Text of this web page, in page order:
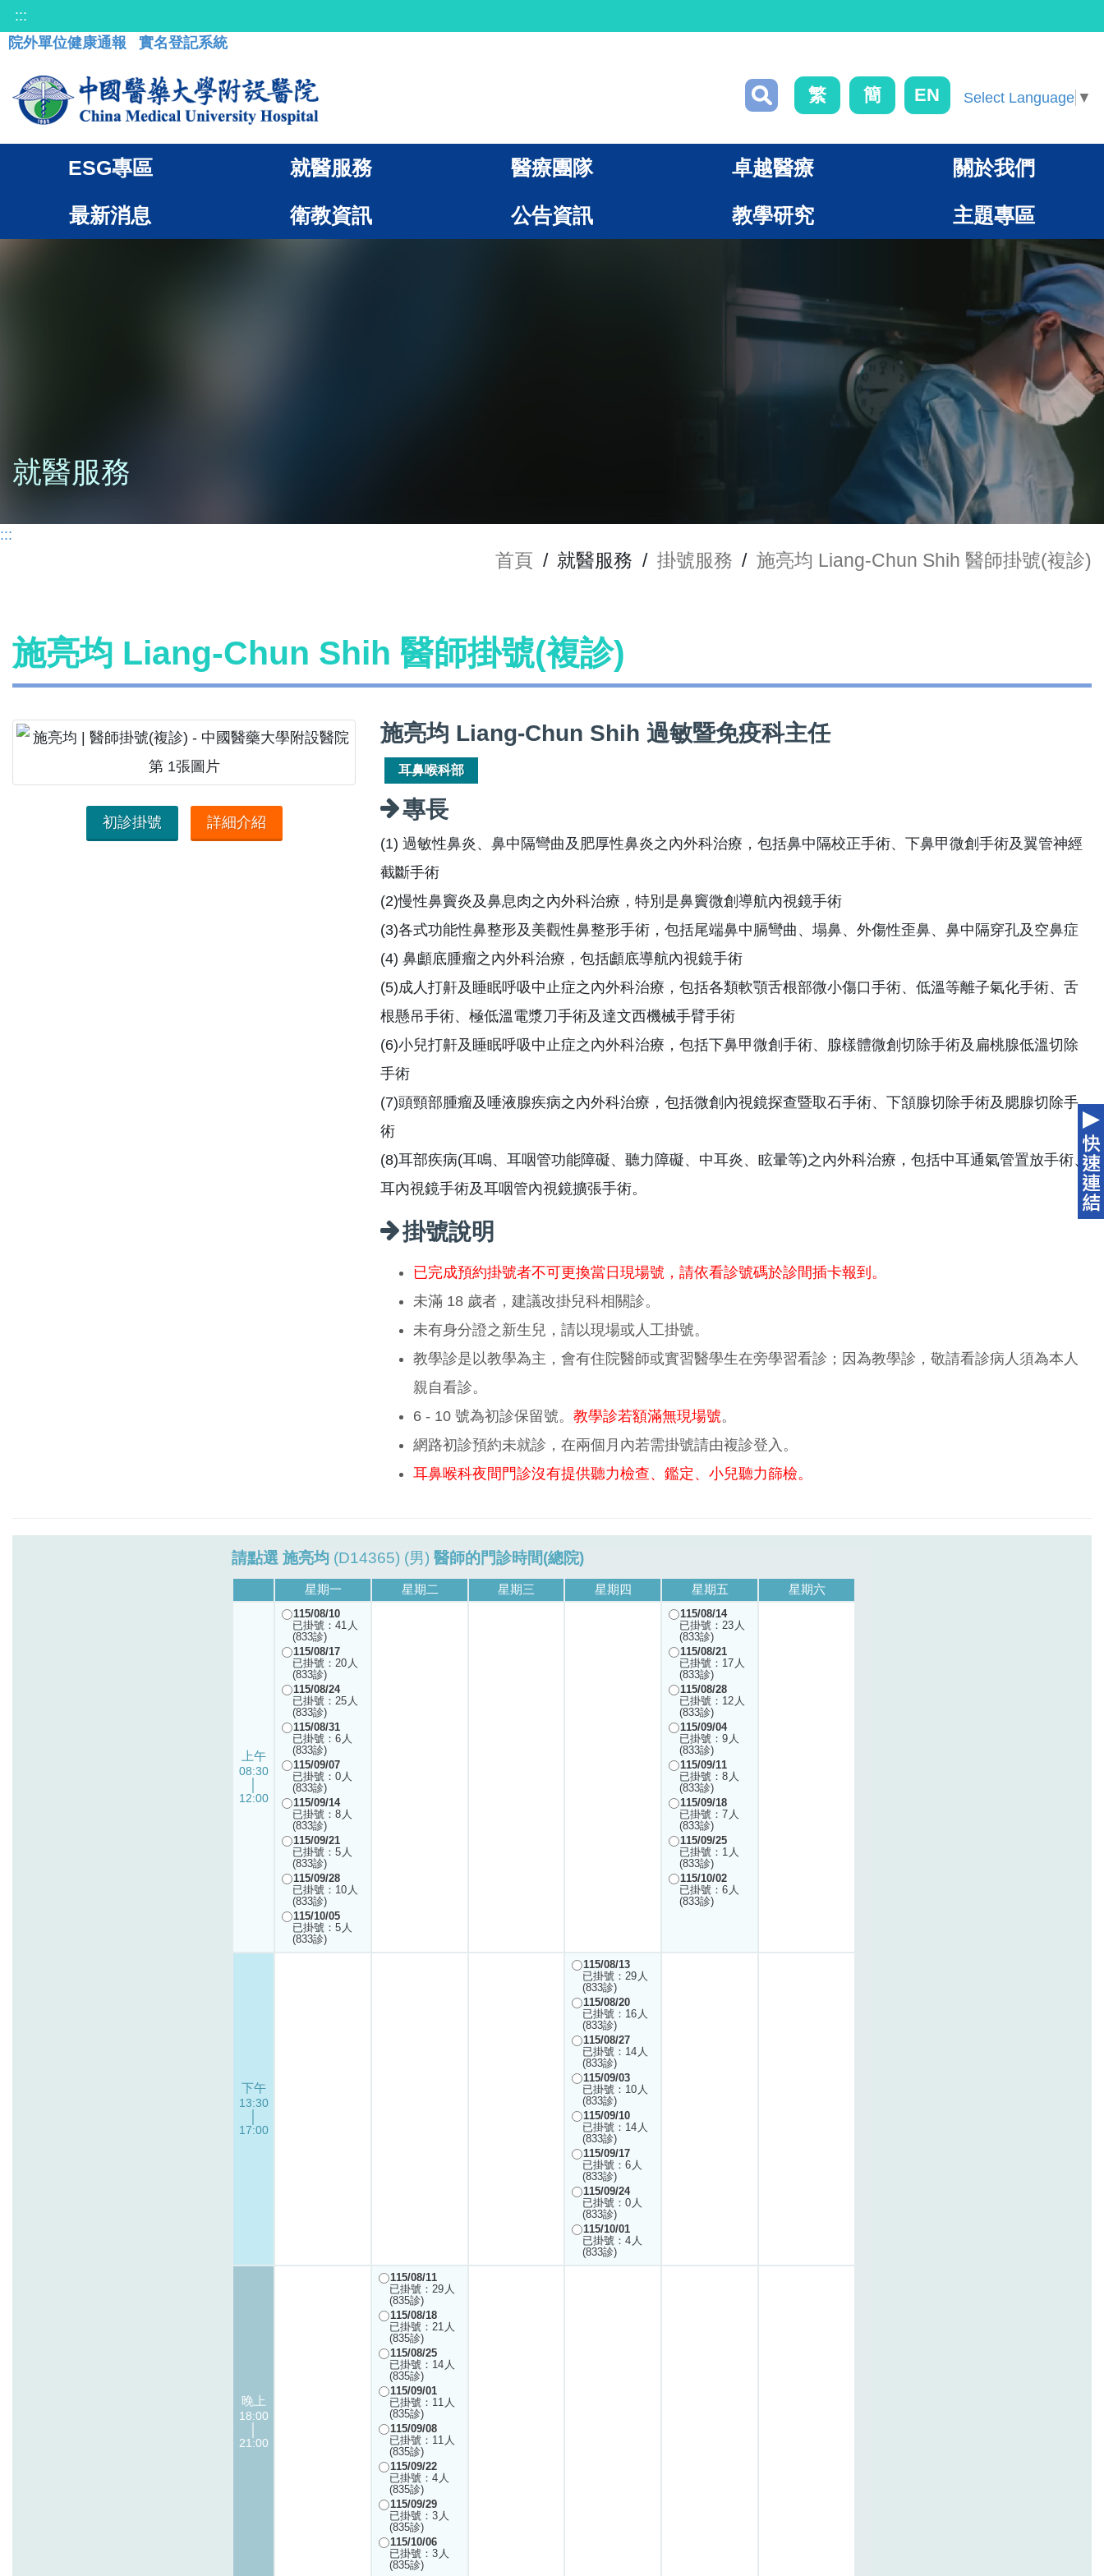
:::
院外單位健康通報
實名登記系統
繁 簡 EN Select Language ▼
ESG專區 就醫服務 醫療團隊 卓越醫療 關於我們
最新消息 衛教資訊 公告資訊 教學研究 主題專區
就醫服務
:::
首頁 / 就醫服務 / 掛號服務 / 施亮均 Liang-Chun Shih 醫師掛號(複診)
施亮均 Liang-Chun Shih 醫師掛號(複診)
初診掛號 詳細介紹
施亮均 Liang-Chun Shih 過敏暨免疫科主任
耳鼻喉科部
專長
(1) 過敏性鼻炎、鼻中隔彎曲及肥厚性鼻炎之內外科治療，包括鼻中隔校正手術、下鼻甲微創手術及翼管神經
截斷手術
(2)慢性鼻竇炎及鼻息肉之內外科治療，特別是鼻竇微創導航內視鏡手術
(3)各式功能性鼻整形及美觀性鼻整形手術，包括尾端鼻中膈彎曲、塌鼻、外傷性歪鼻、鼻中隔穿孔及空鼻症
(4) 鼻顱底腫瘤之內外科治療，包括顱底導航內視鏡手術
(5)成人打鼾及睡眠呼吸中止症之內外科治療，包括各類軟顎舌根部微小傷口手術、低溫等離子氣化手術、舌
根懸吊手術、極低溫電漿刀手術及達文西機械手臂手術
(6)小兒打鼾及睡眠呼吸中止症之內外科治療，包括下鼻甲微創手術、腺樣體微創切除手術及扁桃腺低溫切除
手術
(7)頭頸部腫瘤及唾液腺疾病之內外科治療，包括微創內視鏡探查暨取石手術、下頷腺切除手術及腮腺切除手
術
(8)耳部疾病(耳鳴、耳咽管功能障礙、聽力障礙、中耳炎、眩暈等)之內外科治療，包括中耳通氣管置放手術、
耳內視鏡手術及耳咽管內視鏡擴張手術。
掛號說明
已完成預約掛號者不可更換當日現場號，請依看診號碼於診間插卡報到。
未滿 18 歲者，建議改掛兒科相關診。
未有身分證之新生兒，請以現場或人工掛號。
教學診是以教學為主，會有住院醫師或實習醫學生在旁學習看診；因為教學診，敬請看診病人須為本人
親自看診。
6 - 10 號為初診保留號。 教學診若額滿無現場號。
網路初診預約未就診，在兩個月內若需掛號請由複診登入。
耳鼻喉科夜間門診沒有提供聽力檢查、鑑定、小兒聽力篩檢。